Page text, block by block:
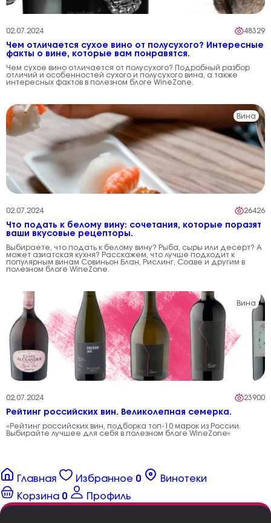
02.07.2024 48329
Чем отличается сухое вино от полусухого? Интересные
факты о вине, которые вам понравятся.
Чем сухое вино отличается от полусухого? Подробный разбор
отличий и особенностей сухого и полусухого вина, а также
интересных фактов в полезном блоге WineZone.
Вина
02.07.2024 26426
Что подать к белому вину: сочетания, которые поразят
ваши вкусовые рецепторы.
Выбираете, что подать к белому вину? Рыба, сыры или десерт? А
может азиатская кухня? Расскажем, что лучше подходит к
популярным винам Совиньон Блан, Рислинг, Соаве и другим в
полезном блоге WineZone.
Вина
02.07.2024 23900
Рейтинг российских вин. Великолепная семерка.
«Рейтинг российских вин, подборка топ-10 марок из России.
Выбирайте лучшее для себя в полезном блоге WineZone»
Главная Избранное 0
Винотеки
Корзина 0 Профиль